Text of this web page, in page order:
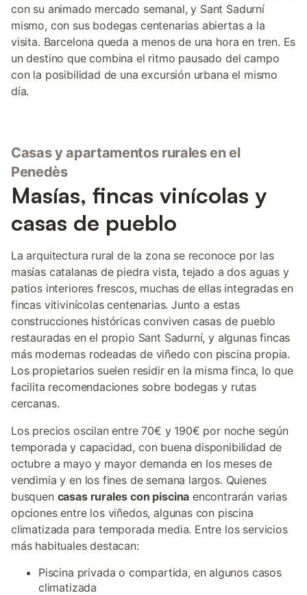
con su animado mercado semanal, y Sant Sadurní
mismo, con sus bodegas centenarias abiertas a la
visita. Barcelona queda a menos de una hora en tren. Es
un destino que combina el ritmo pausado del campo
con la posibilidad de una excursión urbana el mismo
día.
Casas y apartamentos rurales en el
Penedès
Masías, fincas vinícolas y
casas de pueblo
La arquitectura rural de la zona se reconoce por las
masías catalanas de piedra vista, tejado a dos aguas y
patios interiores frescos, muchas de ellas integradas en
fincas vitivinícolas centenarias. Junto a estas
construcciones históricas conviven casas de pueblo
restauradas en el propio Sant Sadurní, y algunas fincas
más modernas rodeadas de viñedo con piscina propia.
Los propietarios suelen residir en la misma finca, lo que
facilita recomendaciones sobre bodegas y rutas
cercanas.
Los precios oscilan entre 70€ y 190€ por noche según
temporada y capacidad, con buena disponibilidad de
octubre a mayo y mayor demanda en los meses de
vendimia y en los fines de semana largos. Quienes
busquen casas rurales con piscina encontrarán varias
opciones entre los viñedos, algunas con piscina
climatizada para temporada media. Entre los servicios
más habituales destacan:
Piscina privada o compartida, en algunos casos
climatizada